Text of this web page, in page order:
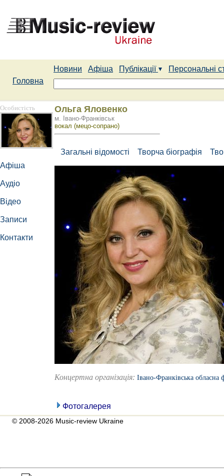
Новини Афіша Публікації
Персональні
Головна
Особистість
Афіша
Аудіо
Відео
Записи
Контакти
Ольга Яловенко
м. Івано-Франківськ
вокал (мецо-сопрано)
Загальні відомості Творча біографія
Концертна організація: Івано-Франківська обласна
Фотогалерея
© 2008-2026 Music-review Ukraine